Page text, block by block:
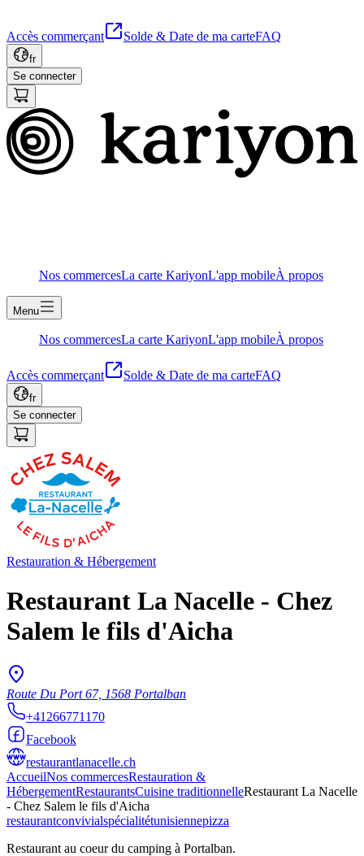
Accès commerçant Solde & Date de ma carteFAQ
fr
Se connecter
Nos commercesLa carte KariyonL'app mobileÀ propos
Menu
Nos commercesLa carte KariyonL'app mobileÀ propos
Accès commerçant Solde & Date de ma carteFAQ
fr
Se connecter
Restauration & Hébergement
Restaurant La Nacelle - Chez
Salem le fils d'Aicha
Route Du Port 67, 1568 Portalban
+41266771170
Facebook
restaurantlanacelle.ch
AccueilNos commercesRestauration &
HébergementRestaurantsCuisine traditionnelleRestaurant La Nacelle
- Chez Salem le fils d'Aicha
restaurantconvivialspécialitétunisiennepizza
Restaurant au coeur du camping à Portalban.